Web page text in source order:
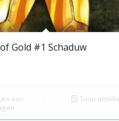
Gold #1 Schaduw
aan
Toon details